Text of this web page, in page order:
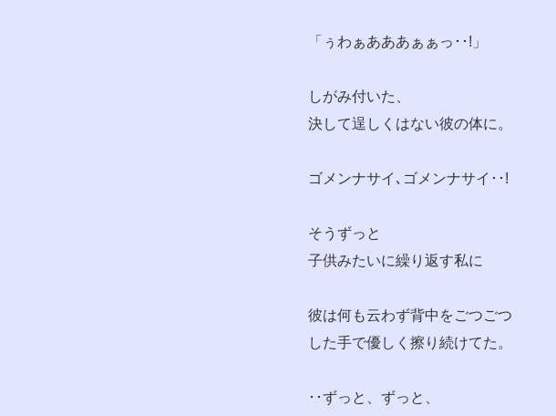
「ぅわぁあああぁぁっ･･!」
しがみ付いた、
決して逞しくはない彼の体に。
ゴメンナサイ､ゴメンナサイ･･!
そうずっと
子供みたいに繰り返す私に
彼は何も云わず背中をごつごつ
した手で優しく擦り続けてた。
･･ずっと、ずっと、